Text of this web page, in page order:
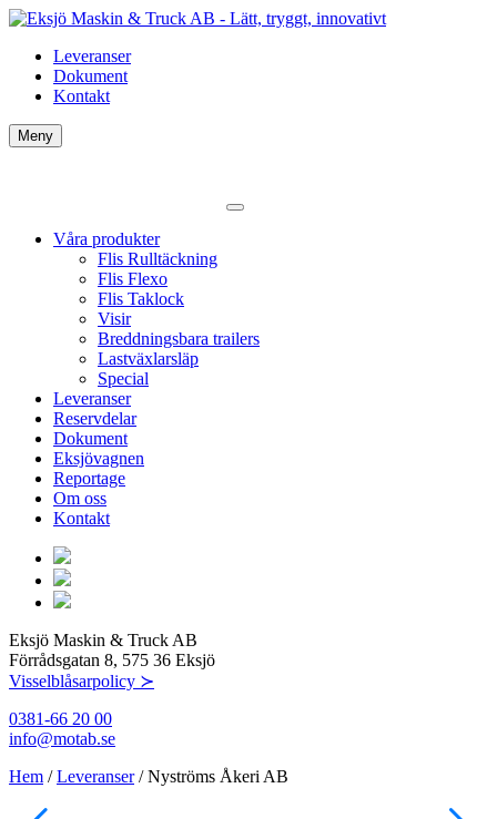
Leveranser
Dokument
Kontakt
Meny
Våra produkter
Flis Rulltäckning
Flis Flexo
Flis Taklock
Visir
Breddningsbara trailers
Lastväxlarsläp
Special
Leveranser
Reservdelar
Dokument
Eksjövagnen
Reportage
Om oss
Kontakt
Eksjö Maskin & Truck AB
Förrådsgatan 8, 575 36 Eksjö
Visselblåsarpolicy ≻
0381-66 20 00
info@motab.se
Hem /Leveranser/Nyströms Åkeri AB